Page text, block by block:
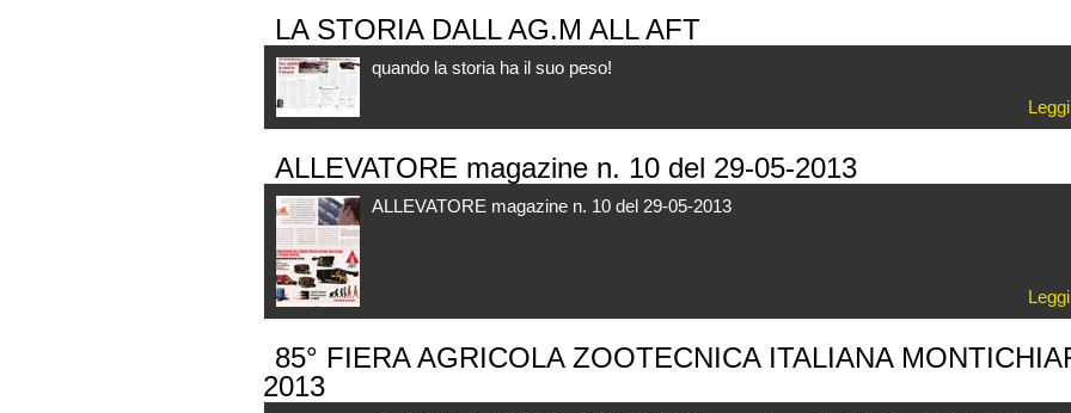
LA STORIA DALL AG.M ALL AFT
quando la storia ha il suo peso!
ALLEVATORE magazine n. 10 del 29-05-2013
ALLEVATORE magazine n. 10 del 29-05-2013
85° FIERA AGRICOLA ZOOTECNICA ITALIANA
2013